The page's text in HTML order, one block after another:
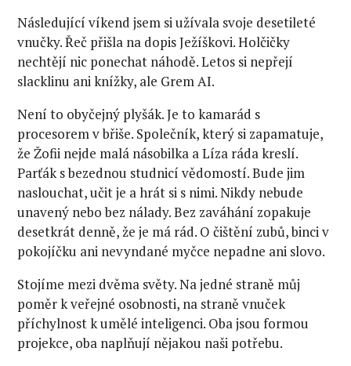
Následující víkend jsem si užívala svoje desetileté
vnučky. Řeč přišla na dopis Ježíškovi. Holčičky
nechtějí nic ponechat náhodě. Letos si nepřejí
slacklinu ani knížky, ale Grem AI.
Není to obyčejný plyšák. Je to kamarád s
procesorem v břiše. Společník, který si zapamatuje,
že Žofii nejde malá násobilka a Líza ráda kreslí.
Parťák s bezednou studnicí vědomostí. Bude jim
naslouchat, učit je a hrát si s nimi. Nikdy nebude
unavený nebo bez nálady. Bez zaváhání zopakuje
desetkrát denně, že je má rád. O čištění zubů, binci v
pokojíčku ani nevyndané myčce nepadne ani slovo.
Stojíme mezi dvěma světy. Na jedné straně můj
poměr k veřejné osobnosti, na straně vnuček
příchylnost k umělé inteligenci. Oba jsou formou
projekce, oba naplňují nějakou naši potřebu.